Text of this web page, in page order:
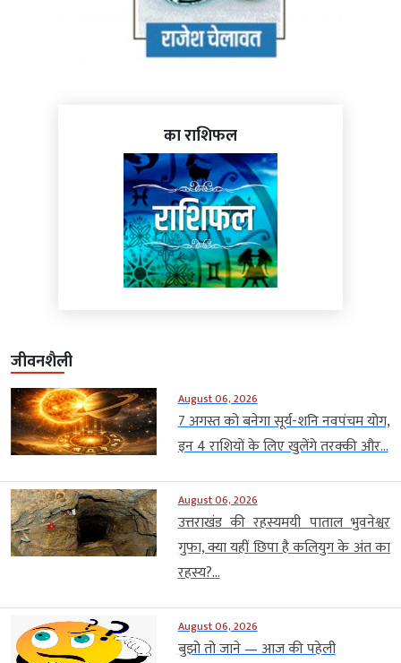
का राशिफल
जीवनशैली
August 06, 2026
7 अगस्त को बनेगा सूर्य-शनि नवपंचम योग,
इन 4 राशियों के लिए खुलेंगे तरक्की और...
August 06, 2026
उत्तराखंड की रहस्यमयी पाताल भुवनेश्वर
गुफा, क्या यहीं छिपा है कलियुग के अंत का
रहस्य?...
August 06, 2026
बुझो तो जाने — आज की पहेली